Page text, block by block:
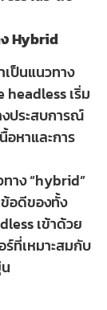
Hybrid
ป็นแนวทาง
headless เริ่ม
งประสบการณ์
หาและการ
าง “hybrid”
อดีของทั้ง
เข้าด้วย
ร์ที่เหมาะสมกับ